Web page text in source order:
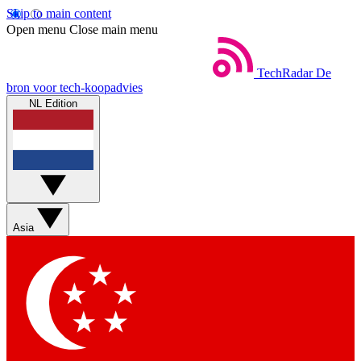
Skip to main content
Open menu Close main menu
TechRadar De
bron voor tech-koopadvies
NL Edition
Asia